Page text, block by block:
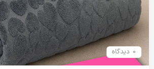
0 دیدگاه